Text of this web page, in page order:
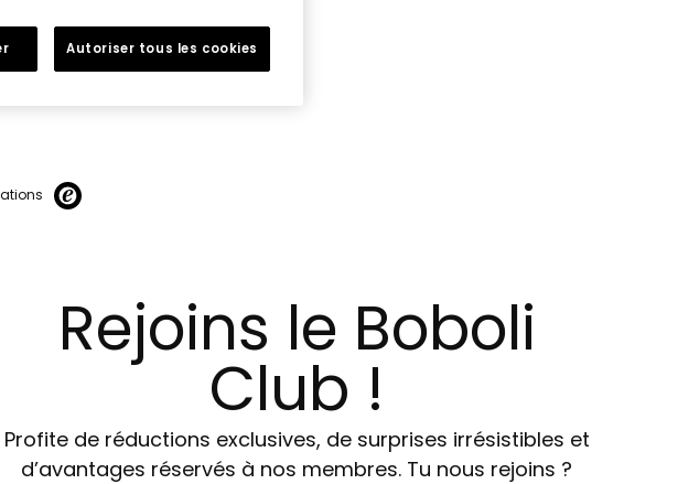
Rejoins le Boboli
Club !
Profite de réductions exclusives, de surprises irrésistibles et
d’avantages réservés à nos membres. Tu nous rejoins ?
Autoriser tous les cookies